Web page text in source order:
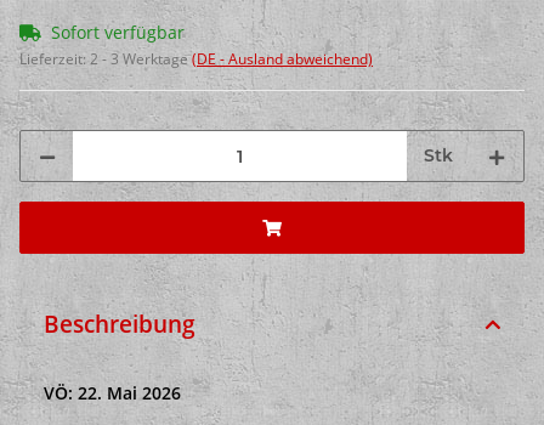
Sofort verfügbar
Lieferzeit:2 - 3 Werktage(DE - Ausland abweichend)
Stk
Beschreibung
VÖ: 22. Mai 2026